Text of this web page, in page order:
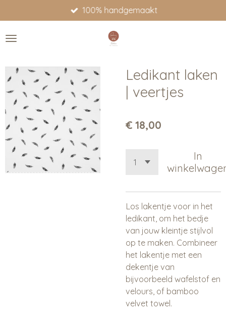
direct
naar
100% handgemaakt
Ledikant laken
| veertjes
€ 18,00
In
Los lakentje voor in het
ledikant, om het bedje
van jouw kleintje stijlvol
op te maken. Combineer
het lakentje met een
dekentje van
bijvoorbeeld wafelstof en
velours, of bamboo
velvet towel.